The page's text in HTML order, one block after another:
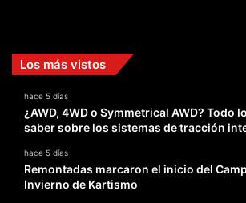
Los más vistos
hace 5 días
¿AWD, 4WD o Symmetrical AWD? Todo
saber sobre los sistemas de tracción
hace 5 días
Remontadas marcaron el inicio del
Invierno de Kartismo